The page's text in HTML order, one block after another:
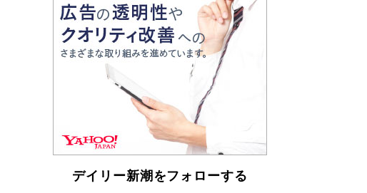
「『火垂るの墓』は、大嘘である」原作者が抱き
続けた“自責の念”とは…「自己憐憫は描きたくな
い」監督が徹底的にこだわったこと（後編） #
戦争の記憶
Book Bang
入社10年目にして最下位の営業がトップに大逆
転 上司の“意外な一言”から生まれた「雑談のテ
Book Bang
皇室はなぜ世界から尊敬されているのか？ 「天
皇陛下はお元気でおられるか」がサウジ国王の第
一声になる理由
デイリー新潮をフォローする